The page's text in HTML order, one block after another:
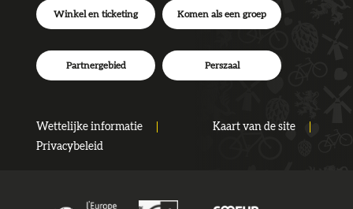
Wettelijke informatie
Kaart van de site
Privacybeleid
Winkel en ticketing Komen als een groep
Partnergebied Perszaal